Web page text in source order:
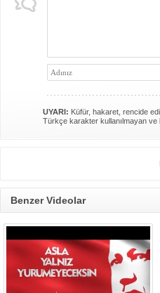
UYARI: Küfür, hakaret, rencide
Türkçe karakter kullanılmayan ve
Benzer Videolar